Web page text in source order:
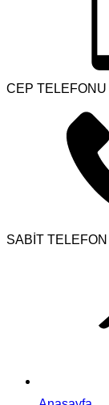
CEP TELEFONU
SABİT TELEFON